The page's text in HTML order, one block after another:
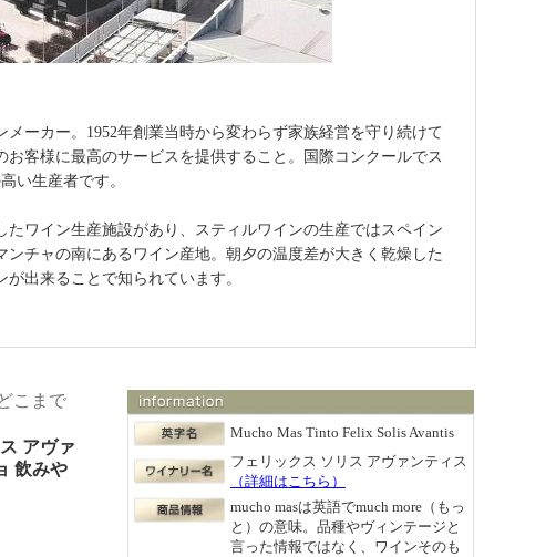
ーカー。1952年創業当時から変わらず家族経営を守り続けて
客様に最高のサービスを提供すること。国際コンクールでス
い生産者です。
ワイン生産施設があり、スティルワインの生産ではスペイン
チャの南にあるワイン産地。朝夕の温度差が大きく乾燥した
出来ることで知られています。
こまで
アヴァ
飲みや
Mucho Mas Tinto Felix Solis Avantis
フェリックス ソリス アヴァンティス
（詳細はこちら）
mucho masは英語でmuch more（もっ
と）の意味。品種やヴィンテージと
言った情報ではなく、ワインそのも